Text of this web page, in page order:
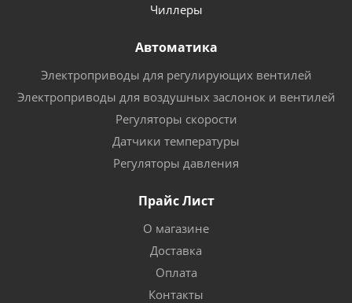
Чиллеры
Автоматика
Электроприводы для регулирующих вентилей
Электроприводы для воздушных заслонок и вентилей
Регуляторы скорости
Датчики температуры
Регуляторы давления
Прайс Лист
О магазине
Доставка
Оплата
Контакты